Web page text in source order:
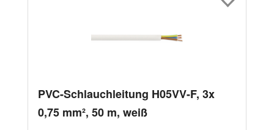
PVC-Schlauchleitung H05VV-F, 3x
0,75 mm², 50 m, weiß